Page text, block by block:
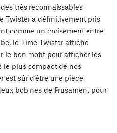
très reconnaissables
Twister a définitivement pris
comme un croisement entre
le Time Twister affiche
le bon motif pour afficher les
le plus compact de nos
est sûr d’être une pièce
bobines de Prusament pour